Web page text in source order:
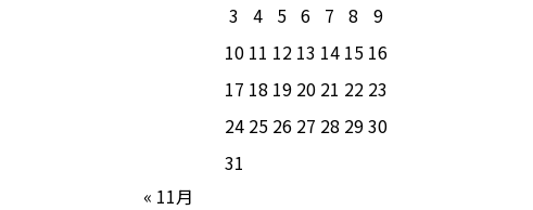
3 4 5 6 7 8
9
10 11 12 13 14 15 16
17 18 19 20 21 22 23
24 25 26 27 28 2930
31
« 11月